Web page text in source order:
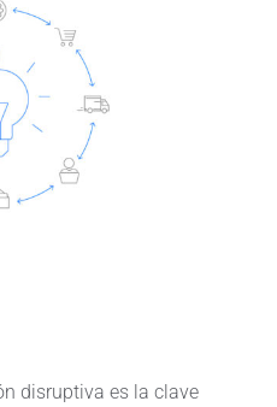
disruptiva es la clave